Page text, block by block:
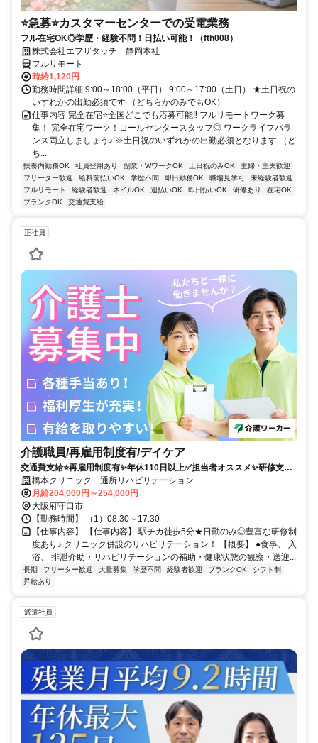
⭐急募⭐カスタマーセンターでの受電業務
フル在宅OK◎学歴・経験不問！日払い可能！（fth008）
株式会社エフザタッチ 静岡本社
フルリモート
時給1,120円
勤務時間詳細 9:00～18:00（平日） 9:00～17:00（土日） ★土日祝の
いずれかの出勤必須です （どちらかのみでもOK）
仕事内容 完全在宅⭐全国どこでも応募可能‼ フルリモートワーク募
集！ 完全在宅ワーク！コールセンタースタッフ◎ ワークライフバラ
ンス両立しましょう♪ ※土日祝のいずれかの出勤必須となります （ど
ち...
扶養内勤務OK 社員登用あり 副業・WワークOK 土日祝のみOK
主婦・主夫歓迎
フリーター歓迎
給料前払いOK 学歴不問 即日勤務OK 職場見学可
未経験者歓迎
フルリモート
経験者歓迎 ネイルOK 週払いOK 即日払いOK 研修あり
在宅OK
ブランクOK
交通費支給
正社員
介護職員/再雇用制度有/デイケア
交通費支給⭐️再雇用制度有✨年休110日以上✅️担当者オススメ✨研修支援
有⭕️経験者優遇✨高額求人
橋本クリニック 通所リハビリテーション
月給204,000円～254,000円
大阪府守口市
【勤務時間】 （1）08:30～17:30
【仕事内容】 【仕事内容】 駅チカ徒歩5分★日勤のみ◎豊富な研修制
度あり♪ クリニック併設のリハビリテーション！ 【概要】 ●食事、 入
浴、 排泄介助・リハビリテーションの補助・健康状態の観察・送迎...
長期 フリーター歓迎 大量募集 学歴不問 経験者歓迎 ブランクOK
シフト制
昇給あり
派遣社員